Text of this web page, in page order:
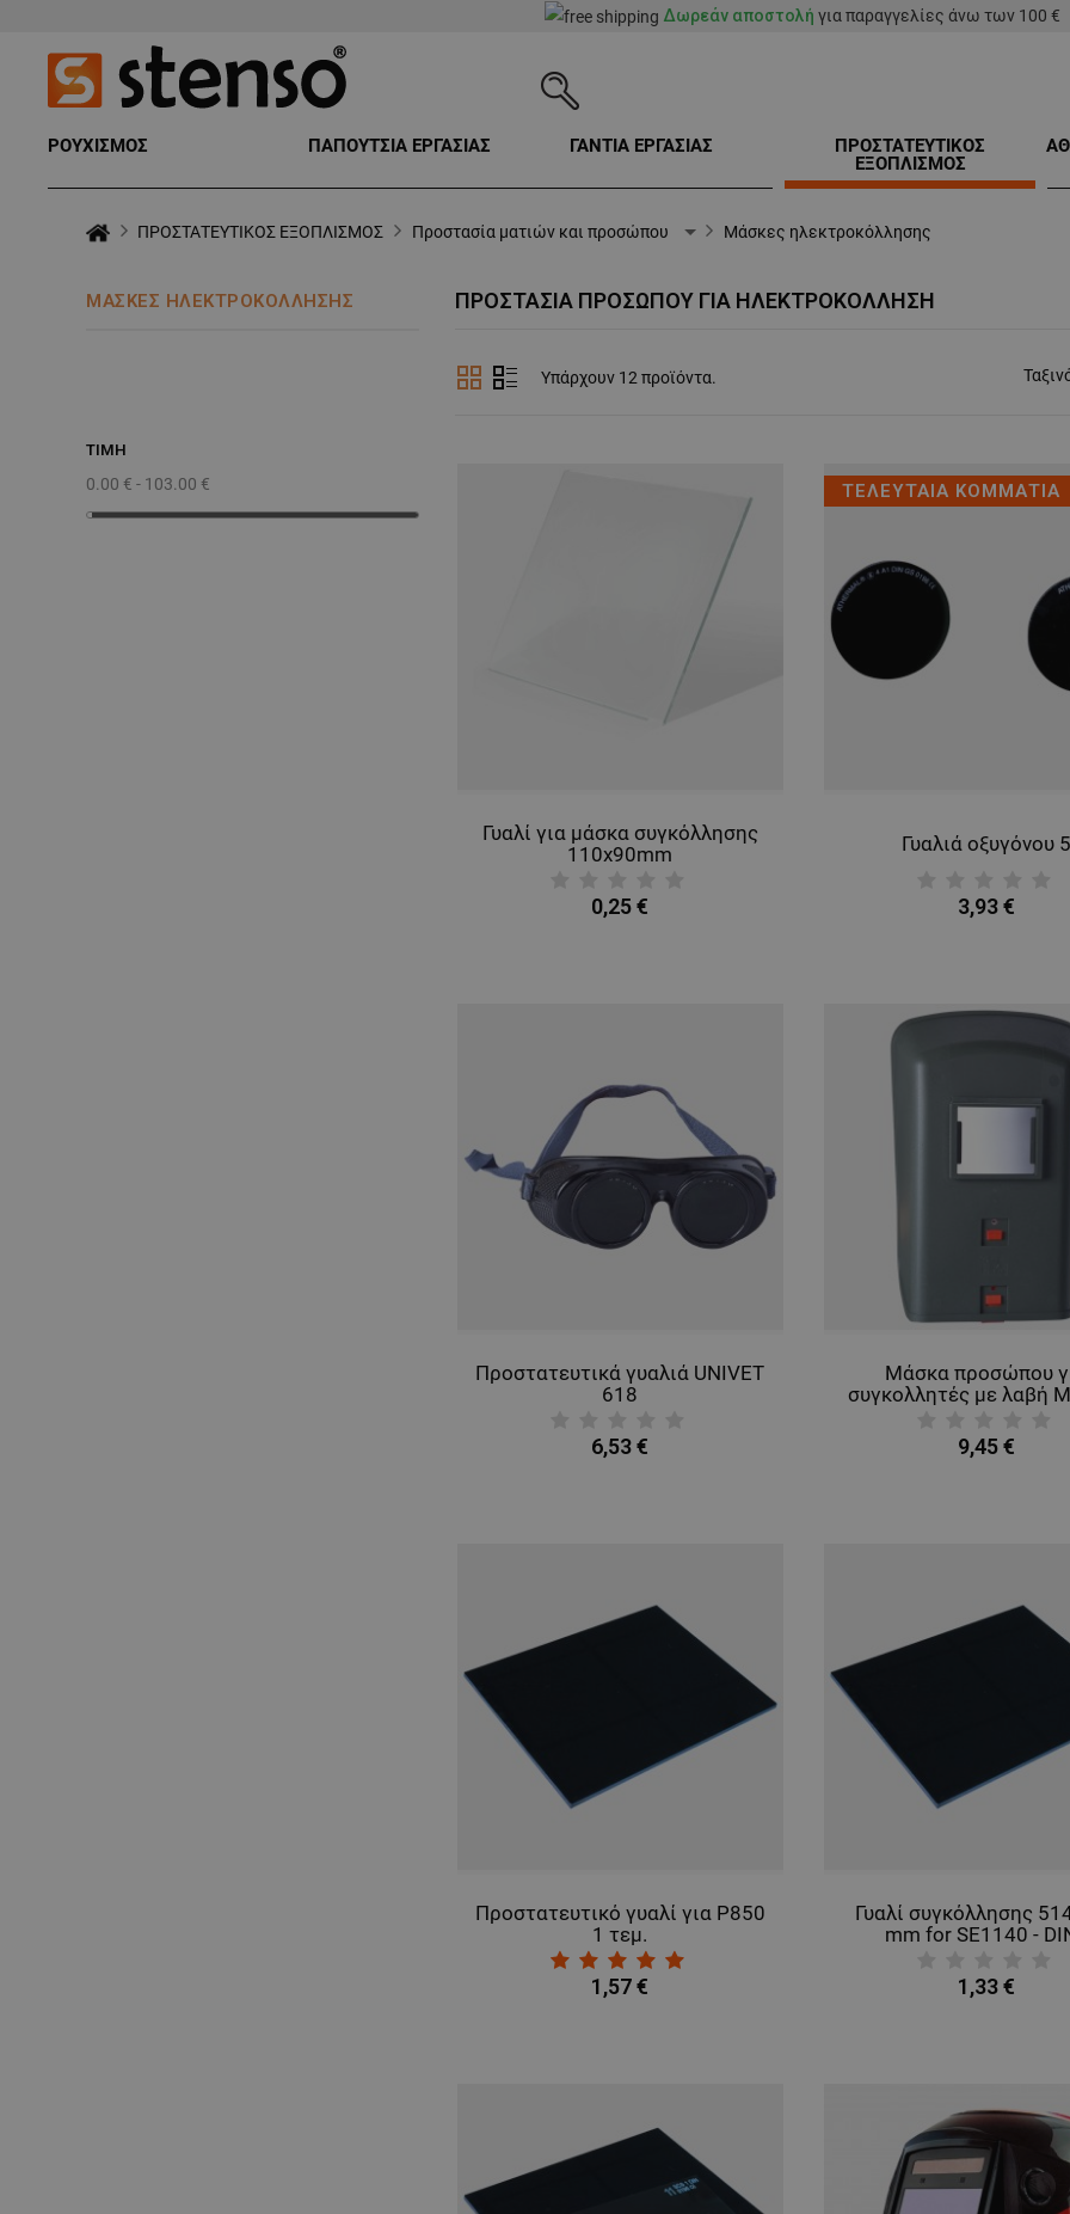
Δωρεάν αποστολή για παραγγελίες άνω των 100 €
ΡΟΥΧΙΣΜΟΣ ΠΑΠΟΥΤΣΙΑ ΕΡΓΑΣΙΑΣ ΓΑΝΤΙΑ ΕΡΓΑΣΙΑΣ
ΠΡΟΣΤΑΤΕΥΤΙΚΟΣ
ΕΞΟΠΛΙΣΜΟΣ
ΠΡΟΣΤΑΤΕΥΤΙΚΟΣ ΕΞΟΠΛΙΣΜΟΣ Προστασία ματιών και προσώπου Μάσκες ηλεκτροκόλλησης
ΜΆΣΚΕΣ ΗΛΕΚΤΡΟΚΌΛΛΗΣΗΣ
ΤΙΜΉ
0.00 € - 103.00 €
ΠΡΟΣΤΑΣΊΑ ΠΡΟΣΏΠΟΥ ΓΙΑ ΗΛΕΚΤΡΟΚΌΛΛΗΣΗ
Υπάρχουν 12 προϊόντα.
Γυαλί για μάσκα συγκόλλησης
110x90mm
0,25 €
ΤΕΛΕΥΤΑΙΑ ΚΟΜΜΑΤΙΑ
Γυαλιά οξυγόνου 5
3,93 €
Προστατευτικά γυαλιά UNIVET
618
6,53 €
Μάσκα προσώπου
συγκολλητές με λαβή
9,45 €
Προστατευτικό γυαλί για P850
1 τεμ.
1,57 €
Γυαλί συγκόλλησης
mm for SE1140 -
1,33 €